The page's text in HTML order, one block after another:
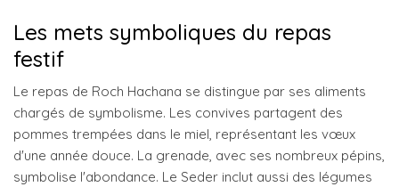
Les mets symboliques du repas
festif
Le repas de Roch Hachana se distingue par ses aliments
chargés de symbolisme. Les convives partagent des
pommes trempées dans le miel, représentant les vœux
d'une année douce. La grenade, avec ses nombreux pépins,
symbolise l'abondance. Le Seder inclut aussi des légumes